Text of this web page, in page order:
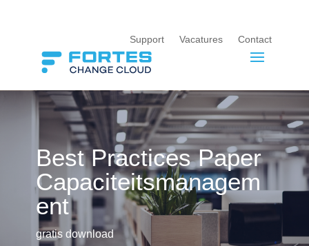
Support Vacatures Contact
Best Practices Paper
Capaciteitsmanagem
ent
gratis download